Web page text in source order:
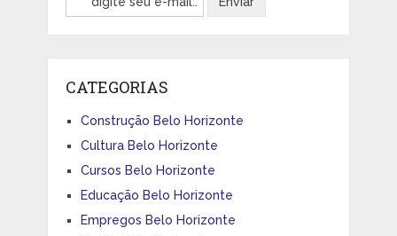
CATEGORIAS
Construção Belo Horizonte
Cultura Belo Horizonte
Cursos Belo Horizonte
Educação Belo Horizonte
Empregos Belo Horizonte